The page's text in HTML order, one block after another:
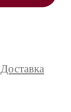
Доставка